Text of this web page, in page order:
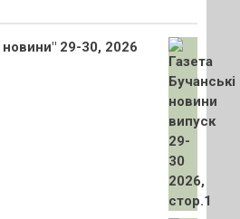
новини" 29-30, 2026